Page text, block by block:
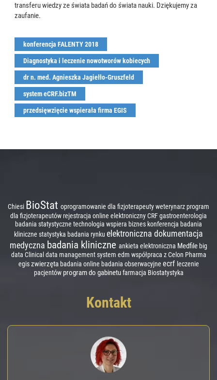
transferu wiedzy ze świata badań do świata nauki. Dziękujemy za
zaufanie.
konferencja FALENTY 2018
Diagnostyka i leczenie nowotworów kobiecych
dr n. med. Agnieszka Jagiełło-Gruszfeld
system eCRF.bizTM
przedsięwzięcie wspierała firma EGIS
Chiesi BioStat oprogramowanie dla fizjoterapeutyweterynarz program
dla fizjoterapeutów rejestracja online elektroniczny CRFgastroenterologia
badania statystyczne technologia wspiera biznes konferencja badania
kliniczne statystyka badania rynku elektroniczna dokumentacja
medyczna badania kliniczne ankieta elektroniczna Medfile big
data Clinical data management system edm współpraca z Celon Pharma
egiszwierzęta badania online badania obserwacyjne ecrf leczenie
pacjentów program do gabinetufarmacja Biostatystyka
Kontakt